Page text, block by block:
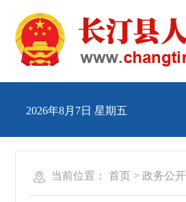
2026年8月7日 星期五
当前位置： 首页 > 政务公开